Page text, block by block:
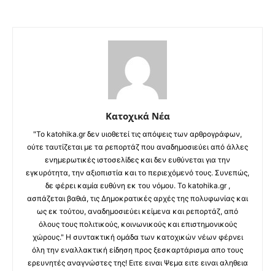
Κατοχικά Νέα
"Το katohika.gr δεν υιοθετεί τις απόψεις των αρθρογράφων,
ούτε ταυτίζεται με τα ρεπορτάζ που αναδημοσιεύει από άλλες
ενημερωτικές ιστοσελίδες και δεν ευθύνεται για την
εγκυρότητα, την αξιοπιστία και το περιεχόμενό τους. Συνεπώς,
δε φέρει καμία ευθύνη εκ του νόμου. Το katohika.gr ,
ασπάζεται βαθιά, τις Δημοκρατικές αρχές της πολυφωνίας και
ως εκ τούτου, αναδημοσιεύει κείμενα και ρεπορτάζ, από
όλους τους πολιτικούς, κοινωνικούς και επιστημονικούς
χώρους." Η συντακτική ομάδα των κατοχικών νέων φέρνει
όλη την εναλλακτική είδηση προς ξεσκαρτάρισμα απο τους
ερευνητές αναγνώστες της! Ειτε ειναι Ψεμα ειτε ειναι αληθεια